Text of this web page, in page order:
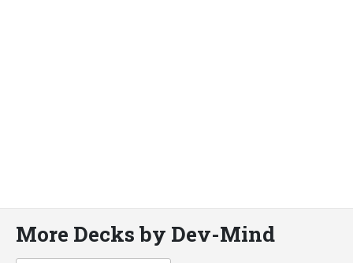
More Decks by Dev-Mind